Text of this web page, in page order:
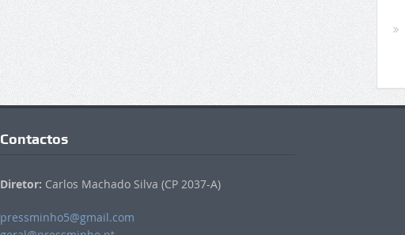
Contactos
Diretor: Carlos Machado Silva (CP 2037-A)
pressminho5@gmail.com